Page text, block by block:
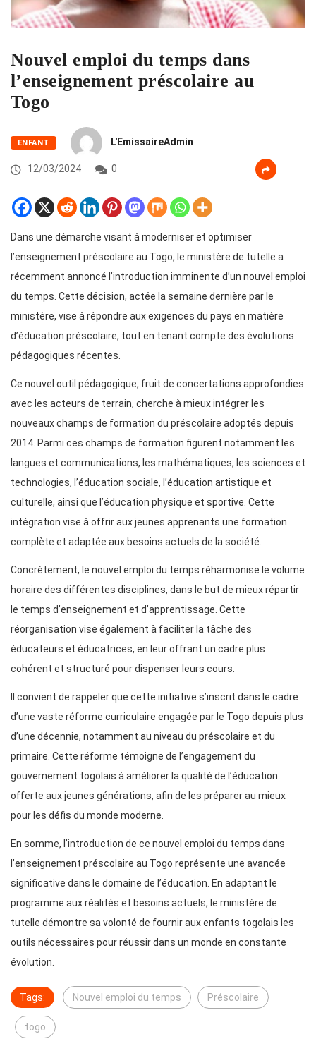
Nouvel emploi du temps dans
l’enseignement préscolaire au
Togo
ENFANT L'EmissaireAdmin
12/03/2024 0
Dans une démarche visant à moderniser et optimiser
l’enseignement préscolaire au Togo, le ministère de tutelle a
récemment annoncé l’introduction imminente d’un nouvel emploi
du temps. Cette décision, actée la semaine dernière par le
ministère, vise à répondre aux exigences du pays en matière
d’éducation préscolaire, tout en tenant compte des évolutions
pédagogiques récentes.
Ce nouvel outil pédagogique, fruit de concertations approfondies
avec les acteurs de terrain, cherche à mieux intégrer les
nouveaux champs de formation du préscolaire adoptés depuis
2014. Parmi ces champs de formation figurent notamment les
langues et communications, les mathématiques, les sciences et
technologies, l’éducation sociale, l’éducation artistique et
culturelle, ainsi que l’éducation physique et sportive. Cette
intégration vise à offrir aux jeunes apprenants une formation
complète et adaptée aux besoins actuels de la société.
Concrètement, le nouvel emploi du temps réharmonise le volume
horaire des différentes disciplines, dans le but de mieux répartir
le temps d’enseignement et d’apprentissage. Cette
réorganisation vise également à faciliter la tâche des
éducateurs et éducatrices, en leur offrant un cadre plus
cohérent et structuré pour dispenser leurs cours.
Il convient de rappeler que cette initiative s’inscrit dans le cadre
d’une vaste réforme curriculaire engagée par le Togo depuis plus
d’une décennie, notamment au niveau du préscolaire et du
primaire. Cette réforme témoigne de l’engagement du
gouvernement togolais à améliorer la qualité de l’éducation
offerte aux jeunes générations, afin de les préparer au mieux
pour les défis du monde moderne.
En somme, l’introduction de ce nouvel emploi du temps dans
l’enseignement préscolaire au Togo représente une avancée
significative dans le domaine de l’éducation. En adaptant le
programme aux réalités et besoins actuels, le ministère de
tutelle démontre sa volonté de fournir aux enfants togolais les
outils nécessaires pour réussir dans un monde en constante
évolution.
Tags: Nouvel emploi du temps Préscolaire
togo